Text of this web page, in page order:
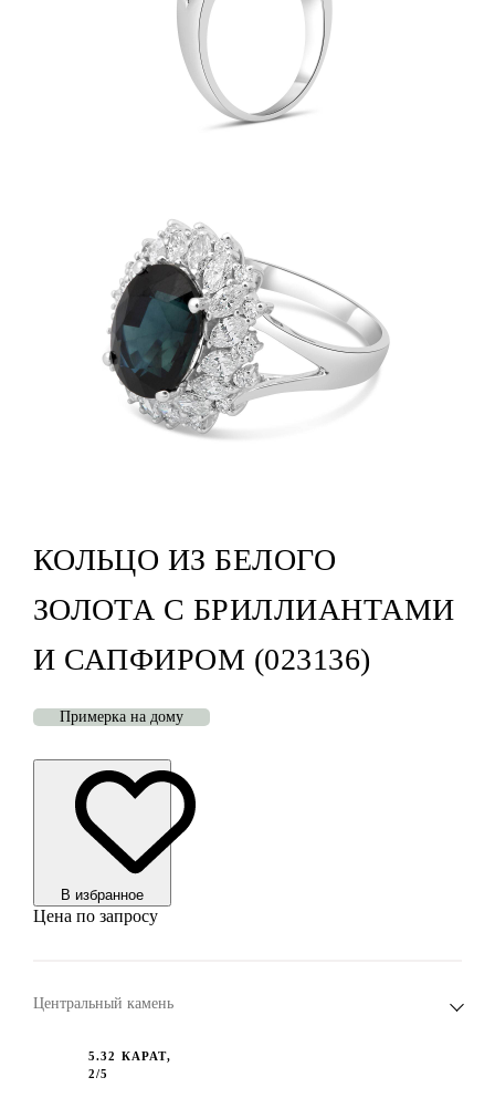
КОЛЬЦО ИЗ БЕЛОГО
ЗОЛОТА С БРИЛЛИАНТАМИ
И САПФИРОМ (023136)
Примерка на дому
В избранноe
Цена по запросу
Центральный камень
5.32 КАРАТ,
2/5